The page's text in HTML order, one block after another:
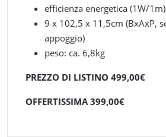
efficienza energetica (1W/
9 x 102,5 x 11,5cm (BxAxP,
appoggio)
peso: ca. 6,8kg
PREZZO DI LISTINO 499,00€
OFFERTISSIMA 399,00€